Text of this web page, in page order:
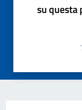
su questa